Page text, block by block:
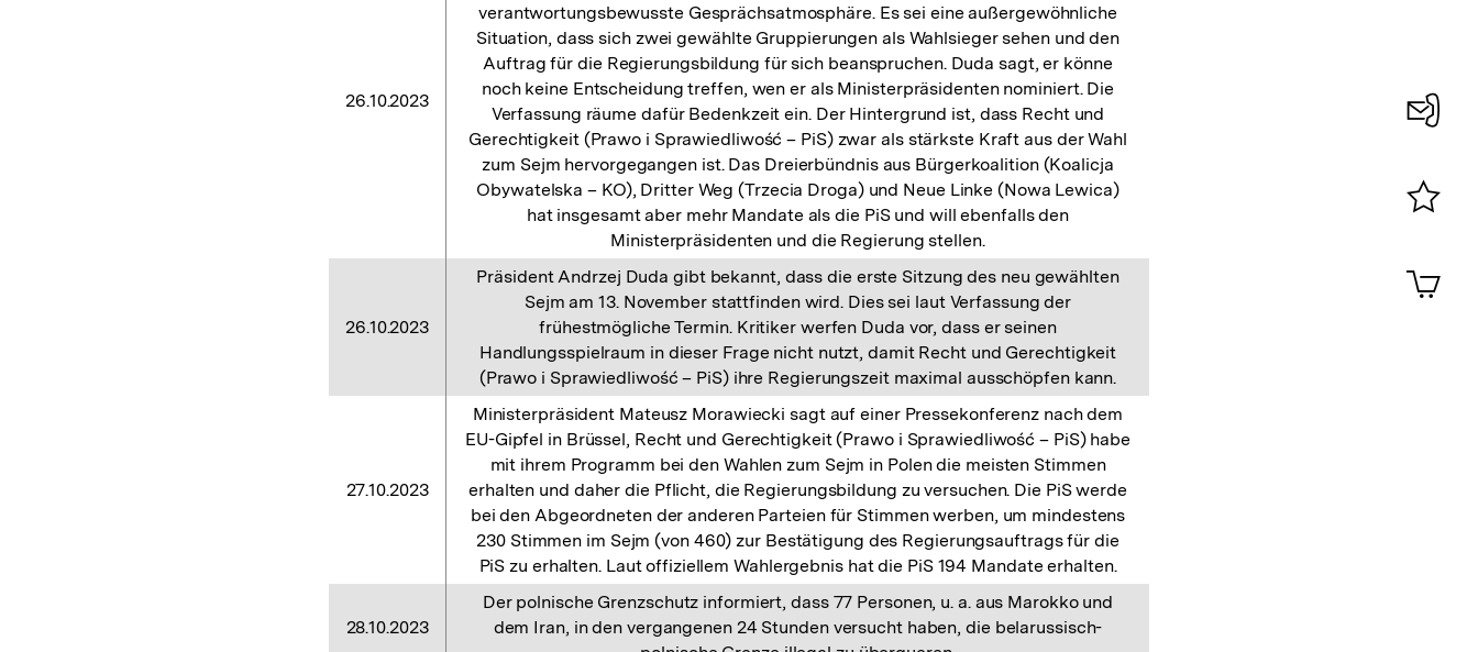
26.10.2023
verantwortungsbewusste Gesprächsatmosphäre. Es sei eine außergewöhnliche
Situation, dass sich zwei gewählte Gruppierungen als Wahlsieger sehen und den
Auftrag für die Regierungsbildung für sich beanspruchen. Duda sagt, er könne
noch keine Entscheidung treffen, wen er als Ministerpräsidenten nominiert. Die
Verfassung räume dafür Bedenkzeit ein. Der Hintergrund ist, dass Recht und
Gerechtigkeit (Prawo i Sprawiedliwość – PiS) zwar als stärkste Kraft aus der Wahl
zum Sejm hervorgegangen ist. Das Dreierbündnis aus Bürgerkoalition (Koalicja
Obywatelska – KO), Dritter Weg (Trzecia Droga) und Neue Linke (Nowa Lewica)
hat insgesamt aber mehr Mandate als die PiS und will ebenfalls den
Ministerpräsidenten und die Regierung stellen.
26.10.2023
Präsident Andrzej Duda gibt bekannt, dass die erste Sitzung des neu gewählten
Sejm am 13. November stattfinden wird. Dies sei laut Verfassung der
frühestmögliche Termin. Kritiker werfen Duda vor, dass er seinen
Handlungsspielraum in dieser Frage nicht nutzt, damit Recht und Gerechtigkeit
(Prawo i Sprawiedliwość – PiS) ihre Regierungszeit maximal ausschöpfen kann.
27.10.2023
Ministerpräsident Mateusz Morawiecki sagt auf einer Pressekonferenz nach dem
EU-Gipfel in Brüssel, Recht und Gerechtigkeit (Prawo i Sprawiedliwość – PiS) habe
mit ihrem Programm bei den Wahlen zum Sejm in Polen die meisten Stimmen
erhalten und daher die Pflicht, die Regierungsbildung zu versuchen. Die PiS werde
bei den Abgeordneten der anderen Parteien für Stimmen werben, um mindestens
230 Stimmen im Sejm (von 460) zur Bestätigung des Regierungsauftrags für die
PiS zu erhalten. Laut offiziellem Wahlergebnis hat die PiS 194 Mandate erhalten.
28.10.2023
Der polnische Grenzschutz informiert, dass 77 Personen, u. a. aus Marokko und
dem Iran, in den vergangenen 24 Stunden versucht haben, die belarussisch-